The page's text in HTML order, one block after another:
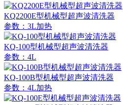
KQ2200E型机械型超声波清洗器
参数：3L加热
KQ-100型机械型超声波清洗器
参数：4L
KQ-100B型机械型超声波清洗器
参数：4L加热